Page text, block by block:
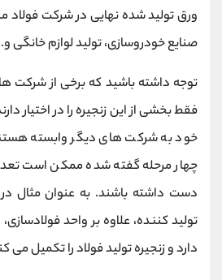
ورق تولید شده نهایی در شرکت فولاد
صنایع خودروسازی، تولید لوازم
توجه داشته باشید که برخی از شرکت
فقط بخشی از این زنجیره را در اختیار
خود به شرکت های دیگر وابسته
چهار مرحله گفته شده ممکن است
دست داشته باشند. به عنوان مثال در
تولید کننده، علاوه بر واحد
دارد و زنجیره تولید فولاد را تکمیل می